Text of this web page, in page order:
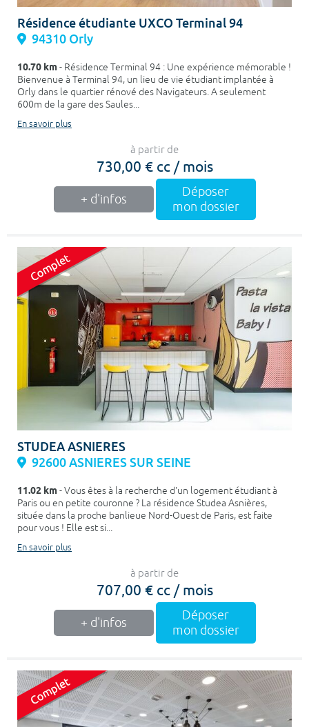
Résidence étudiante UXCO Terminal 94
94310 Orly
10.70 km- Résidence Terminal 94 : Une expérience mémorable !
Bienvenue à Terminal 94, un lieu de vie étudiant implantée à
Orly dans le quartier rénové des Navigateurs. A seulement
600m de la gare des Saules...
En savoir plus
à partir de
730,00 € cc / mois
+ d'infos
Déposer
mon dossier
STUDEA ASNIERES
92600 ASNIERES SUR SEINE
11.02 km- Vous êtes à la recherche d'un logement étudiant à
Paris ou en petite couronne ? La résidence Studea Asnières,
située dans la proche banlieue Nord-Ouest de Paris, est faite
pour vous ! Elle est si...
En savoir plus
à partir de
707,00 € cc / mois
+ d'infos
Déposer
mon dossier